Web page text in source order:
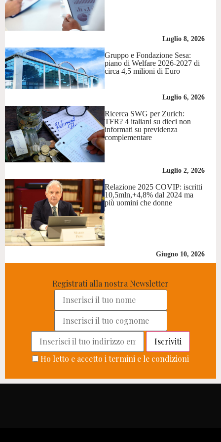
Luglio 8, 2026
Gruppo e Fondazione Sesa:
piano di Welfare 2026-2027 di
circa 4,5 milioni di Euro
Luglio 6, 2026
Ricerca SWG per Zurich:
TFR? 4 italiani su dieci non
informati su previdenza
complementare
Luglio 2, 2026
Relazione 2025 COVIP: iscritti
10,5mln,+4,8% dal 2024 ma
più uomini che donne
Giugno 10, 2026
Registrati alla nostra Newsletter
Ho letto e accetto i termini e le condizioni